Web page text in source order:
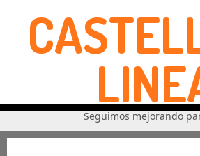
Seguimos mejorando